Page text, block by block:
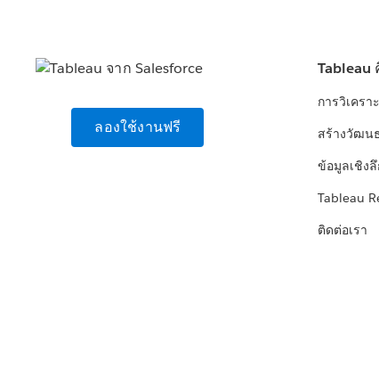
ลองใช้งานฟรี
Tableau
การวิเคร
สร้างวัฒน
ข้อมูลเชิง
Tableau
ติดต่อเรา